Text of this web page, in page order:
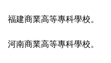
福建商業高等專科學校。
河南商業高等專科學校。